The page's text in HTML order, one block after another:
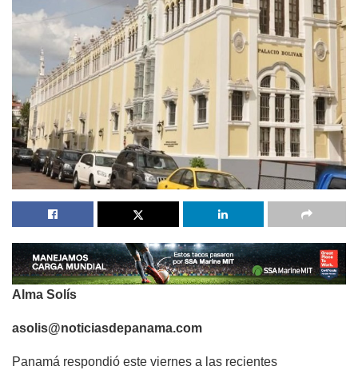
Alma Solís
asolis@noticiasdepanama.com
Panamá respondió este viernes a las recientes